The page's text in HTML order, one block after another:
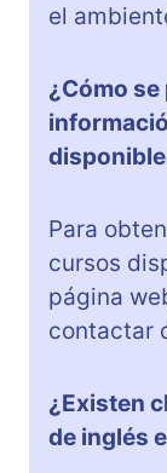
el
¿Cómo
Para
cursos
página
contactar
¿Existen
de inglés